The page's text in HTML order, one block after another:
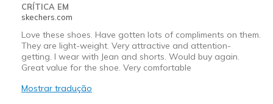
View On Shoes
CRÍTICA EM
skechers.com
Love these shoes. Have gotten lots of compliments on them.
They are light-weight. Very attractive and attention-
getting. I wear with Jean and shorts. Would buy again.
Great value for the shoe. Very comfortable
Mostrar tradução